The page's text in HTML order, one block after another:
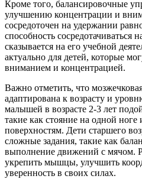
Кроме того, балансировочные
улучшению концентрации и
сосредоточен на удержании
способность сосредотачиваться
сказывается на его учебной
актуально для детей, которые
вниманием и концентрацией.
Важно отметить, что
адаптирована к возрасту и
малышей в возрасте 2-3 лет
такие как стояние на одной
поверхностям. Дети старшего
сложные задания, такие как
выполнение движений с мячом.
укрепить мышцы, улучшить
уверенность в своих силах.